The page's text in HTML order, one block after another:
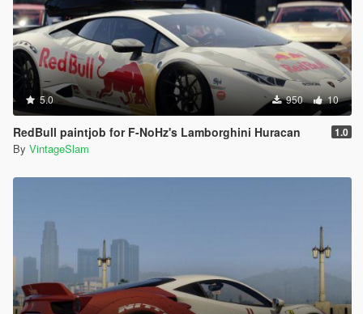
5.0 950 10
RedBull paintjob for F-NoHz's Lamborghini Huracan 1.0
By VintageSlam